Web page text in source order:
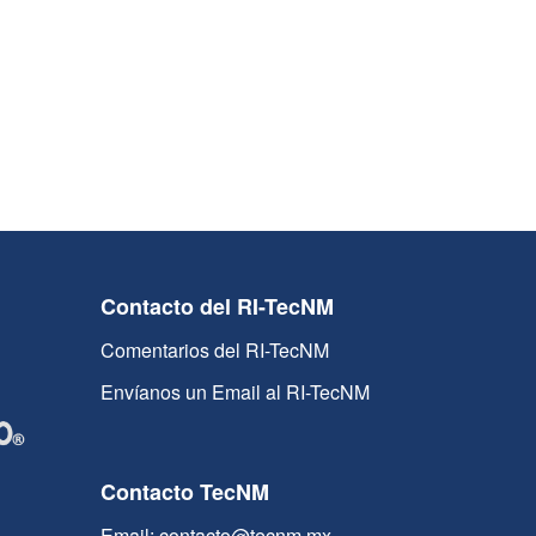
Contacto del RI-TecNM
Comentarios del RI-TecNM
Envíanos un Email al RI-TecNM
Contacto TecNM